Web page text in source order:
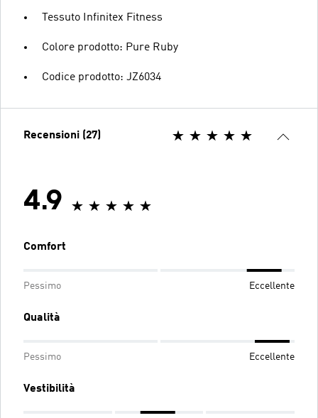
Tessuto Infinitex Fitness
Colore prodotto: Pure Ruby
Codice prodotto: JZ6034
Recensioni (27)
4.9
Comfort
Pessimo Eccellente
Qualità
Pessimo Eccellente
Vestibilità